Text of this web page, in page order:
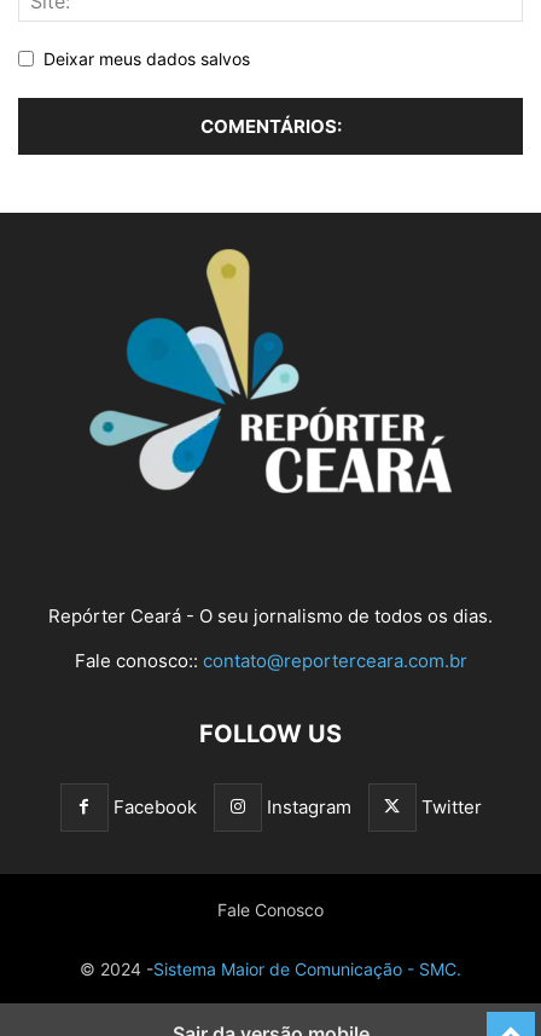
Deixar meus dados salvos
Repórter Ceará - O seu jornalismo de todos os dias.
Fale conosco:: contato@reporterceara.com.br
FOLLOW US
Facebook Instagram Twitter
Fale Conosco
© 2024 -Sistema Maior de Comunicação - SMC.